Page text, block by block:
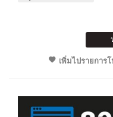
เพิ่มไปรายการ